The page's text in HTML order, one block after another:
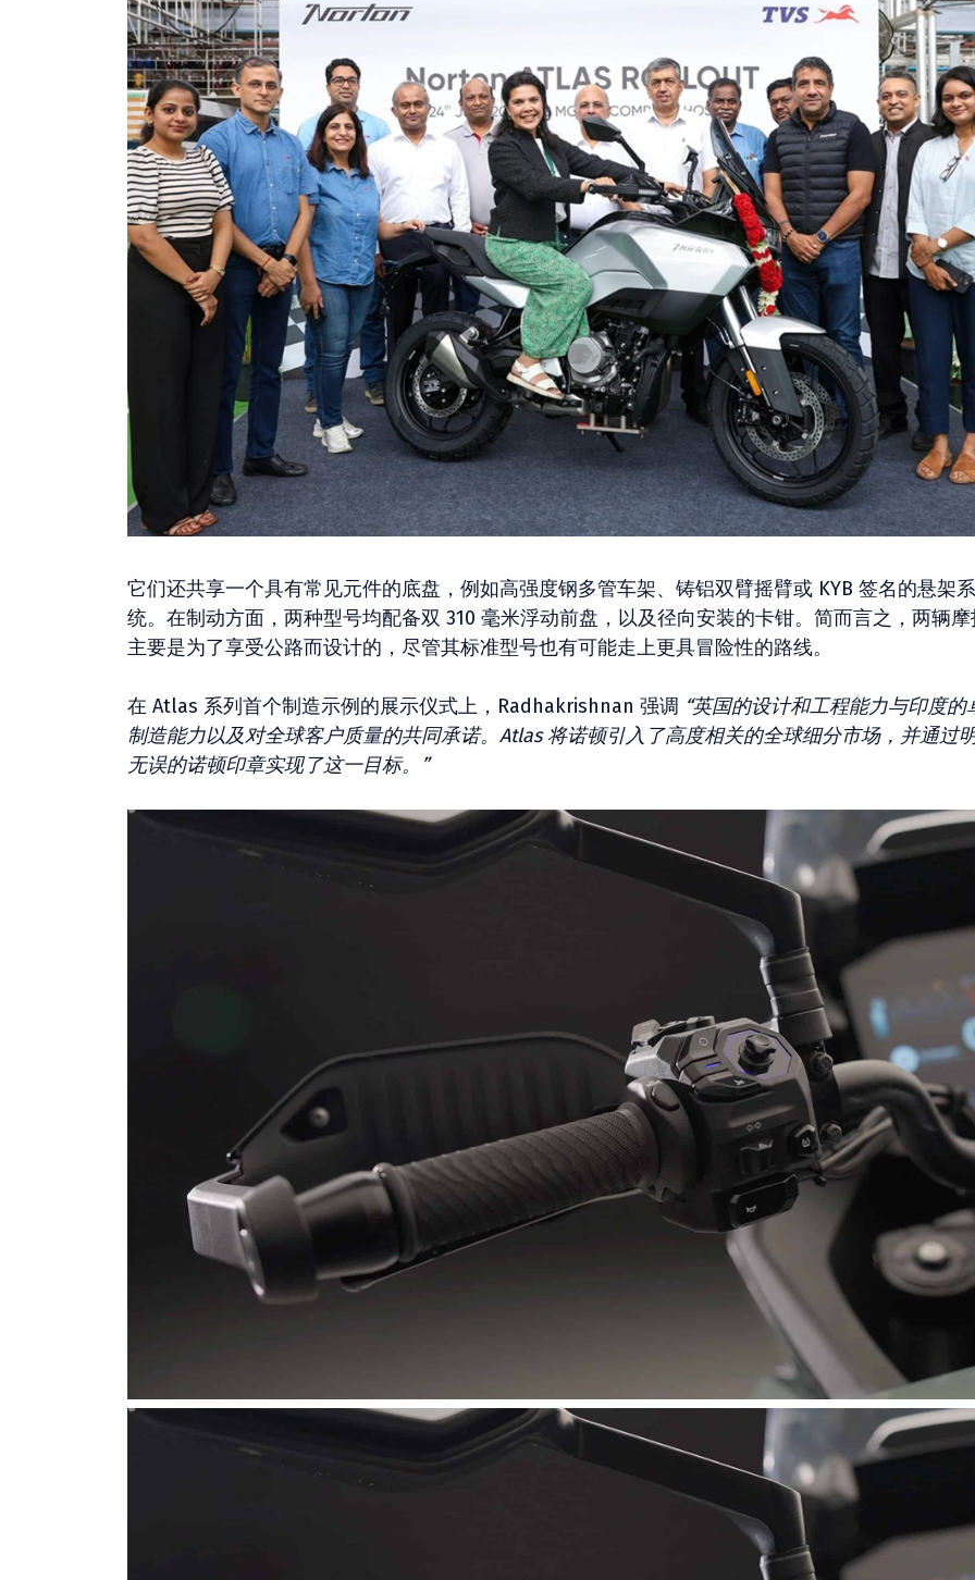
它们还共享一个具有常见元件的底盘，例如高强度钢多管车架、铸铝双臂摇臂或 KYB 签名的悬架系
统。在制动方面，两种型号均配备双 310 毫米浮动前盘，以及径向安装的卡钳。简而言之，两辆
主要是为了享受公路而设计的，尽管其标准型号也有可能走上更具冒险性的路线。
在 Atlas 系列首个制造示例的展示仪式上，Radhakrishnan 强调 “英国的设计和工程能力与印度的
制造能力以及对全球客户质量的共同承诺。Atlas 将诺顿引入了高度相关的全球细分市场，并通过
无误的诺顿印章实现了这一目标。”